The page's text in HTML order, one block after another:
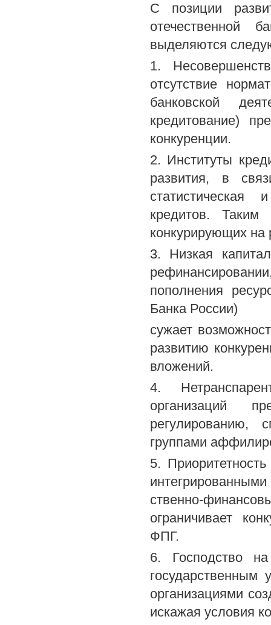
С позиции
отечественной
выделяются
1.
отсутствие
банковской
кредитование)
конкуренции.
2. Институты
развития, в
кредитов. Таким
конкурирующих на
3. Низкая
пополнения
Банка России)
сужает
развитию
вложений.
4.
организаций
регулированию,
группами
5.
ственно-
ограничивает
ФПГ.
6. Господство
государственным
организациями
искажая условия